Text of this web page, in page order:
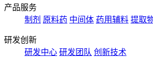
产品服务
制剂 原料药 中间体 药用辅料 提取
研发创新
研发中心 研发团队 创新技术